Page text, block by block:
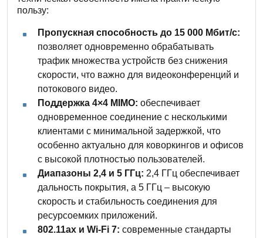
пользу:
Пропускная способность до 15 000 Мбит/с:
позволяет одновременно обрабатывать
трафик множества устройств без снижения
скорости, что важно для видеоконференций и
потокового видео.
Поддержка 4×4 MIMO: обеспечивает
одновременное соединение с несколькими
клиентами с минимальной задержкой, что
особенно актуально для коворкингов и офисов
с высокой плотностью пользователей.
Диапазоны 2,4 и 5 ГГц: 2,4 ГГц обеспечивает
дальность покрытия, а 5 ГГц – высокую
скорость и стабильность соединения для
ресурсоемких приложений.
802.11ax и Wi-Fi 7: современные стандарты